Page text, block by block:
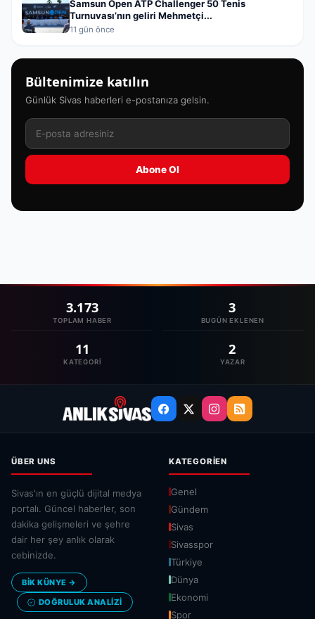
Samsun Open ATP Challenger 50 Tenis
Turnuvası’nın geliri Mehmetçi...
11 gün önce
Bültenimize katılın
Günlük Sivas haberleri e-postanıza gelsin.
Abone Ol
3.173
TOPLAM HABER
3
BUGÜN EKLENEN
11
KATEGORI
2
YAZAR
ÜBER UNS
Sivas'ın en güçlü dijital medya
portalı. Güncel haberler, son
dakika gelişmeleri ve şehre
dair her şey anlık olarak
cebinizde.
BİK KÜNYE →
DOĞRULUK ANALIZI
KATEGORIEN
Genel
Gündem
Sivas
Sivasspor
Türkiye
Dünya
Ekonomi
Spor